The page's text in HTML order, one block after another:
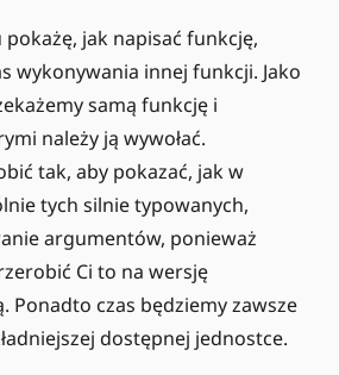
jak napisać funkcję,
wykonywania innej funkcji. Jako
samą funkcję i
należy ją wywołać.
tak, aby pokazać, jak w
tych silnie typowanych,
argumentów, ponieważ
Ci to na wersję
Ponadto czas będziemy zawsze
dostępnej jednostce.